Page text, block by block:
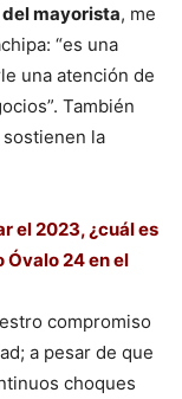
mayorista, me
“es una
una atención de
También
la
el 2023, ¿cuál es
Óvalo 24 en el
compromiso
a pesar de que
choques